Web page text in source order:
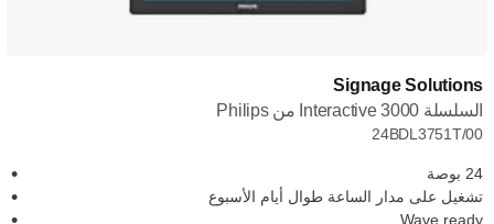
Signage Solutions
السلسلة Interactive 3000 من Philips
24BDL3751T/00
24 بوصة
تشغيل على مدار الساعة طوال أيام الأسبوع
Wave ready